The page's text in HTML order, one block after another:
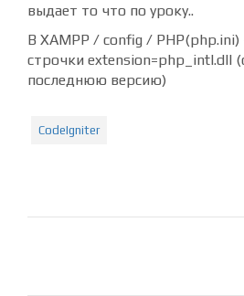
выдает то что по уроку..
В XAMPP / config / PHP(php.ini)
строчки extension=php_intl.dll
последнюю версию)
CodeIgniter